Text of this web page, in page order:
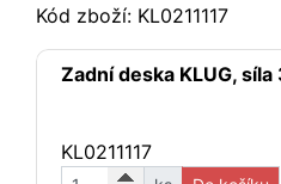
Kód zboží: KL0211117
Zadní deska KLUG, síla
KL0211117